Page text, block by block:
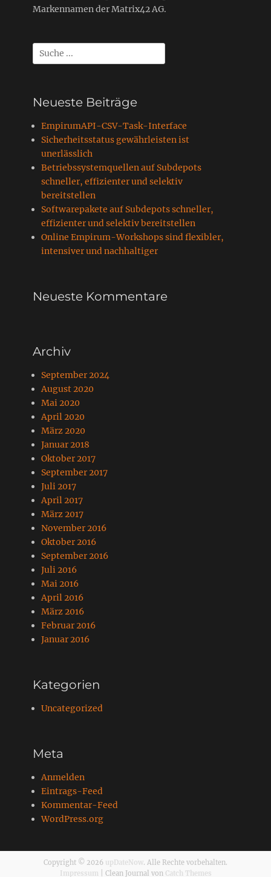
Markennamen der Matrix42 AG.
Suchen
nach:
Neueste Beiträge
EmpirumAPI-CSV-Task-Interface
Sicherheitsstatus gewährleisten ist
unerlässlich
Betriebssystemquellen auf Subdepots
schneller, effizienter und selektiv
bereitstellen
Softwarepakete auf Subdepots schneller,
effizienter und selektiv bereitstellen
Online Empirum-Workshops sind flexibler,
intensiver und nachhaltiger
Neueste Kommentare
Archiv
September 2024
August 2020
Mai 2020
April 2020
März 2020
Januar 2018
Oktober 2017
September 2017
Juli 2017
April 2017
März 2017
November 2016
Oktober 2016
September 2016
Juli 2016
Mai 2016
April 2016
März 2016
Februar 2016
Januar 2016
Kategorien
Uncategorized
Meta
Anmelden
Eintrags-Feed
Kommentar-Feed
WordPress.org
Copyright © 2026 upDateNow. Alle Rechte vorbehalten.
Impressum | Clean Journal von Catch Themes